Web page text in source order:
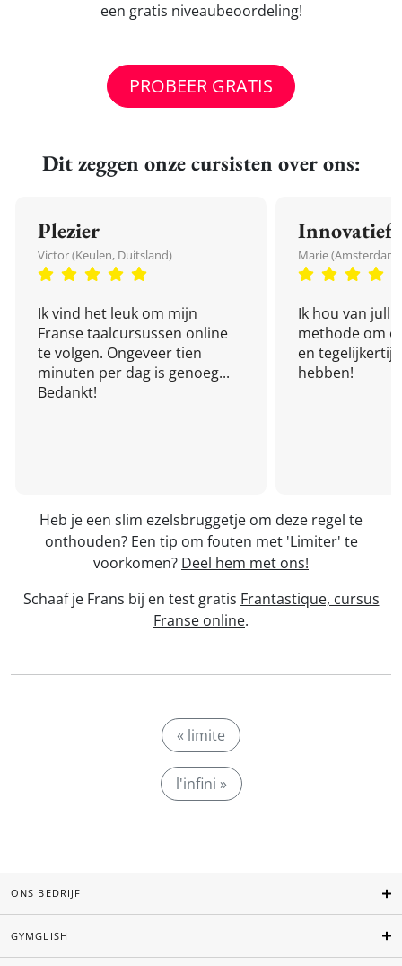
een gratis niveaubeoordeling!
PROBEER GRATIS
Dit zeggen onze cursisten over ons:
Plezier
Victor (Keulen, Duitsland)
Ik vind het leuk om mijn
Franse taalcursussen online
te volgen. Ongeveer tien
minuten per dag is genoeg...
Bedankt!
Innovatief
Marie
Ik hou van
methode om
en
hebben!
Heb je een slim ezelsbruggetje om deze regel te
onthouden? Een tip om fouten met 'Limiter' te
voorkomen? Deel hem met ons!
Schaaf je Frans bij en test gratis Frantastique, cursus
Franse online.
« limite
l'infini »
ONS BEDRIJF
GYMGLISH